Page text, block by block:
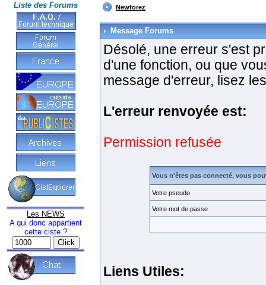
Liste des Forums
Les NEWS
A qui donc appartient
cette ciste ?
Newforez
Message Forums
Désolé, une erreur s'est
d'une fonction, ou que
message d'erreur, lisez
L'erreur renvoyée est:
Permission refusée
Vous n'êtes pas connecté, vous
Votre pseudo
Votre mot de passe
Liens Utiles: